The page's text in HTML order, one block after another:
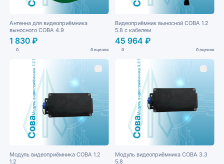
Антенна для видеоприёмника
выносного СОВА 4.9
1 830 ₽
0 0 оценок
Видеоприёмник выносной СОВА 1.2
5.8 с кабелем
45 964 ₽
0 0 оценок
Модуль видеоприёмника СОВА 1.2
1.2
Модуль видеоприёмника СОВА 3.3
5.8